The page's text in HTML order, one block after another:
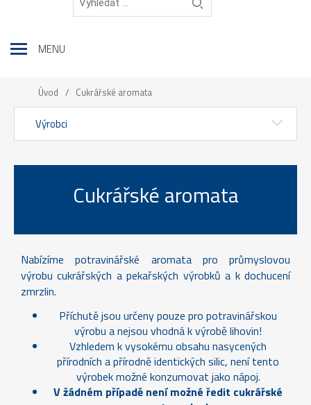
MENU
Úvod / Cukrářské aromata
Výrobci
Cukrářské aromata
Nabízíme potravinářské aromata pro průmyslovou
výrobu cukrářských a pekařských výrobků a k dochucení
zmrzlin.
Příchutě jsou určeny pouze pro potravinářskou
výrobu a nejsou vhodná k výrobě lihovin!
Vzhledem k vysokému obsahu nasycených
přírodních a přírodně identických silic, není tento
výrobek možné konzumovat jako nápoj.
V žádném případě není možné ředit cukrářské